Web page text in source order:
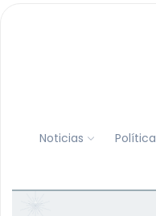
Noticias Política